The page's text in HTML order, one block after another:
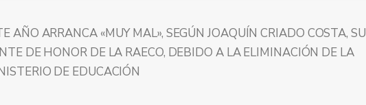
AÑO ARRANCA «MUY MAL», SEGÚN JOAQUÍN CRIADO COSTA, SU
DE HONOR DE LA RAECO, DEBIDO A LA ELIMINACIÓN DE LA
DE EDUCACIÓN